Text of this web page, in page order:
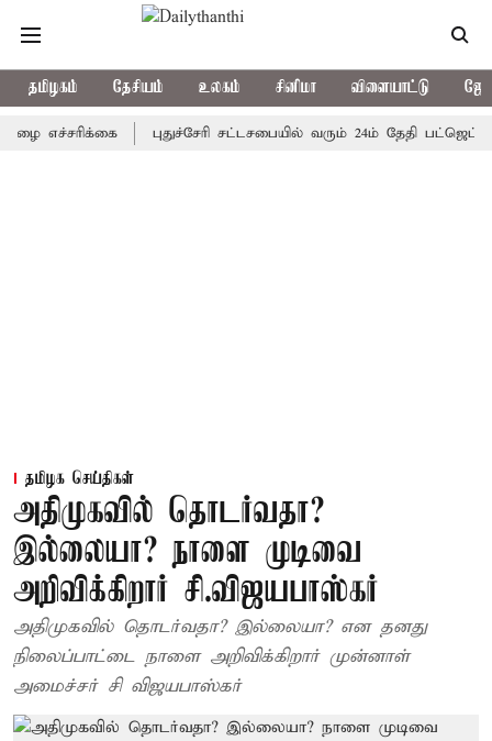
தமிழகம் தேசியம் உலகம் சினிமா விளையாட்டு
புதுச்சேரி சட்டசபையில் வரும் 24ம் தேதி பட்ஜெட்
தமிழக செய்திகள்
அதிமுகவில் தொடர்வதா?
இல்லையா? நாளை முடிவை
அறிவிக்கிறார் சி.விஜயபாஸ்கர்
அதிமுகவில் தொடர்வதா? இல்லையா? என தனது
நிலைப்பாட்டை நாளை அறிவிக்கிறார் முன்னாள்
அமைச்சர் சி விஜயபாஸ்கர்